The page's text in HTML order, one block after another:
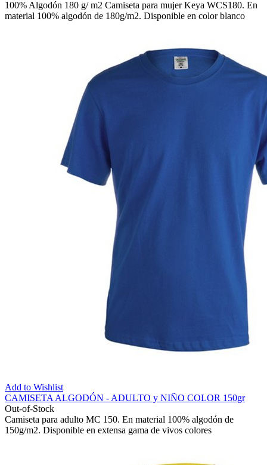
100% Algodón 180 g/ m2 Camiseta para mujer Keya WCS180. En
material 100% algodón de 180g/m2. Disponible en color blanco
Add to Wishlist
CAMISETA ALGODÓN - ADULTO y NIÑO COLOR 150gr
Out-of-Stock
Camiseta para adulto MC 150. En material 100% algodón de
150g/m2. Disponible en extensa gama de vivos colores